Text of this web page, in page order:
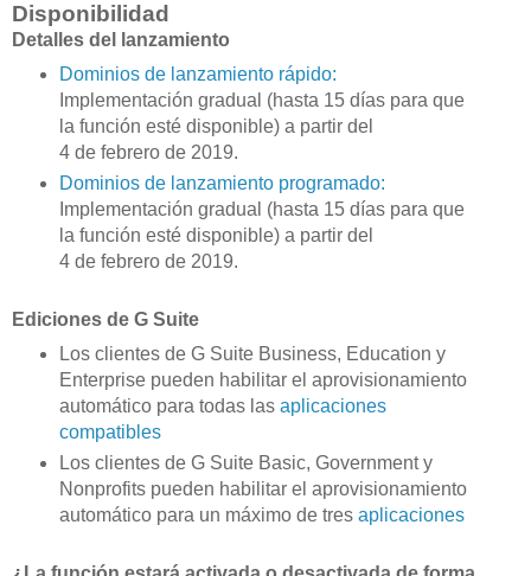
Disponibilidad
Detalles del lanzamiento
Dominios de lanzamiento rápido:
Implementación gradual (hasta 15 días para que
la función esté disponible) a partir del
4 de febrero de 2019.
Dominios de lanzamiento programado:
Implementación gradual (hasta 15 días para que
la función esté disponible) a partir del
4 de febrero de 2019.
Ediciones de G Suite
Los clientes de G Suite Business, Education y
Enterprise pueden habilitar el aprovisionamiento
automático para todas las aplicaciones
compatibles
Los clientes de G Suite Basic, Government y
Nonprofits pueden habilitar el aprovisionamiento
automático para un máximo de tres aplicaciones